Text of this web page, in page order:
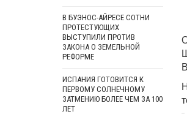
В БУЭНОС-АЙРЕСЕ СОТНИ
ПРОТЕСТУЮЩИХ
ВЫСТУПИЛИ ПРОТИВ
ЗАКОНА О ЗЕМЕЛЬНОЙ
РЕФОРМЕ
ИСПАНИЯ ГОТОВИТСЯ К
ПЕРВОМУ СОЛНЕЧНОМУ
ЗАТМЕНИЮ БОЛЕЕ ЧЕМ ЗА 100
ЛЕТ